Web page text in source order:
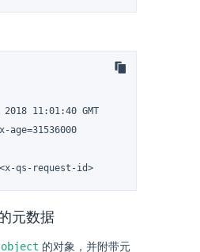
11:01:40 GMT
age=31536000
qs-request-id>
元数据
的对象，并附带元